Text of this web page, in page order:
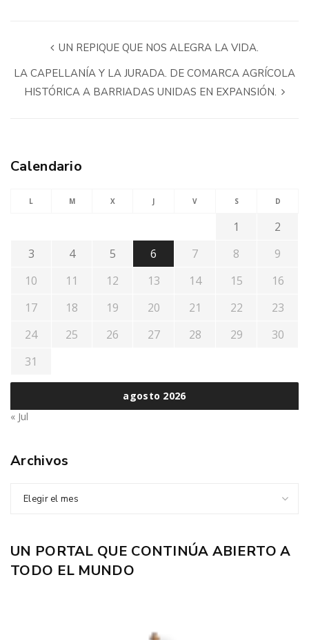
UN REPIQUE QUE NOS ALEGRA LA VIDA.
LA CAPELLANÍA Y LA JURADA. DE COMARCA AGRÍCOLA
HISTÓRICA A BARRIADAS UNIDAS EN EXPANSIÓN.
Calendario
agosto 2026
L M X J V S D
1
2
3
4 5 6 7 8
9
10
11 12 13 14 15
16
17
18 19 20 21 22
23
24
25 26 27 28 29
30
31
« Jul
Archivos
Elegir el mes
UN PORTAL QUE CONTINÚA ABIERTO A
TODO EL MUNDO